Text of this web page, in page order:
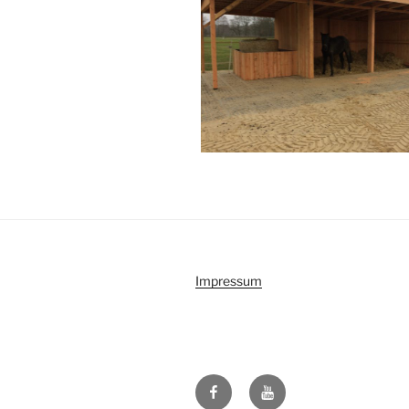
Impressum
FacebookYoutube